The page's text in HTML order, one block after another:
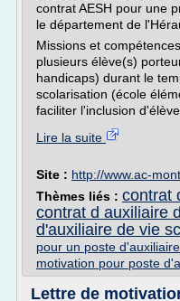
contrat AESH pour une
le département de
Missions et
plusieurs élève(s)
handicaps) durant le
scolarisation (école
faciliter l'inclusion
Lire la suite
Site : http://www.ac-
Thèmes liés : contrat
contrat d auxiliaire
d'auxiliaire de vie
pour un poste
motivation pour poste
Lettre de